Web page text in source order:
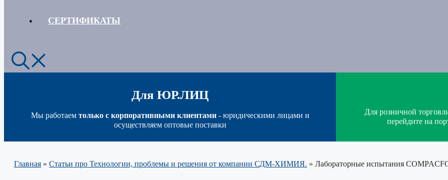
СЕРТИФИКАТЫ
Для ЮР.ЛИЦ
Мы работаем только с корпоративными клиентами- юридическими лицами и
осуществляем оптовые поставки
Для розничной
перейдите на
Главная » Статьи про Технологии, проблемы и решения от компании СДМ-ХИМИЯ. » Лабораторные испытания